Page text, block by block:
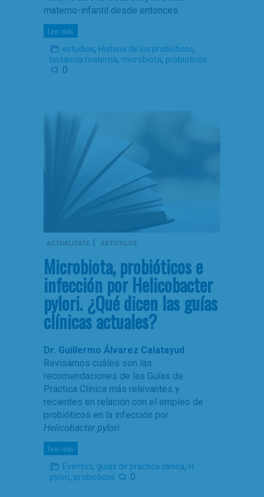
materno-infantil desde entonces.
Leer más
estudios, Historia de los probióticos,
lactancia materna, microbiota, probioticos
0
ACTUALÍZATE | ARTÍCULOS
Microbiota, probióticos e
infección por Helicobacter
pylori. ¿Qué dicen las guías
clínicas actuales?
Dr. Guillermo Álvarez Calatayud
Revisamos cuáles son las
recomendaciones de las Guías de
Práctica Clínica más relevantes y
recientes en relación con el empleo de
probióticos en la infección por
Helicobacter pylori.
Leer más
Eventos, guías de práctica clínica, H.
pylori, probioticos 0